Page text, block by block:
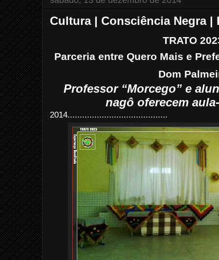
Cultura | Consciência Negra |
TRATO
Parceria entre Quero Mais e
Dom
Professor “Morcego” e
nagô oferecem
2014.........................................